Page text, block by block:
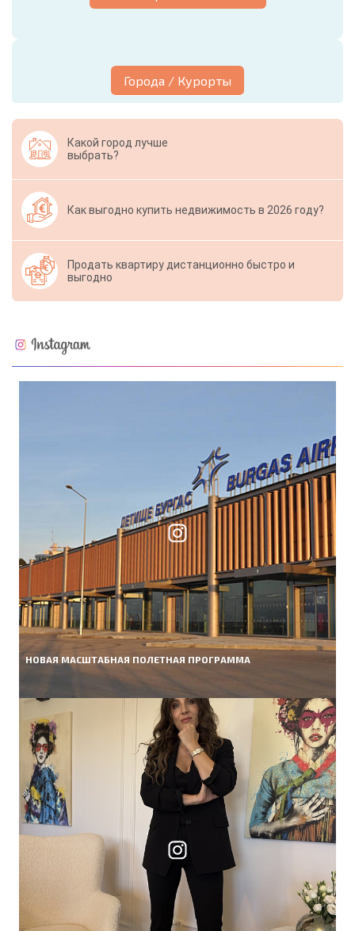
Города / Курорты
Какой город лучше
выбрать?
Как выгодно купить недвижимость в 2026 году?
Продать квартиру дистанционно быстро и
выгодно
НОВАЯ МАСШТАБНАЯ ПОЛЕТНАЯ ПРОГРАММА